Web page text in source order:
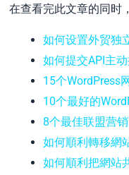
在查看完此文章的同时
如何设置外贸独
如何提交API主
15个WordPress
10个最好的
8个最佳联盟营
如何順利轉移網
如何順利把網站